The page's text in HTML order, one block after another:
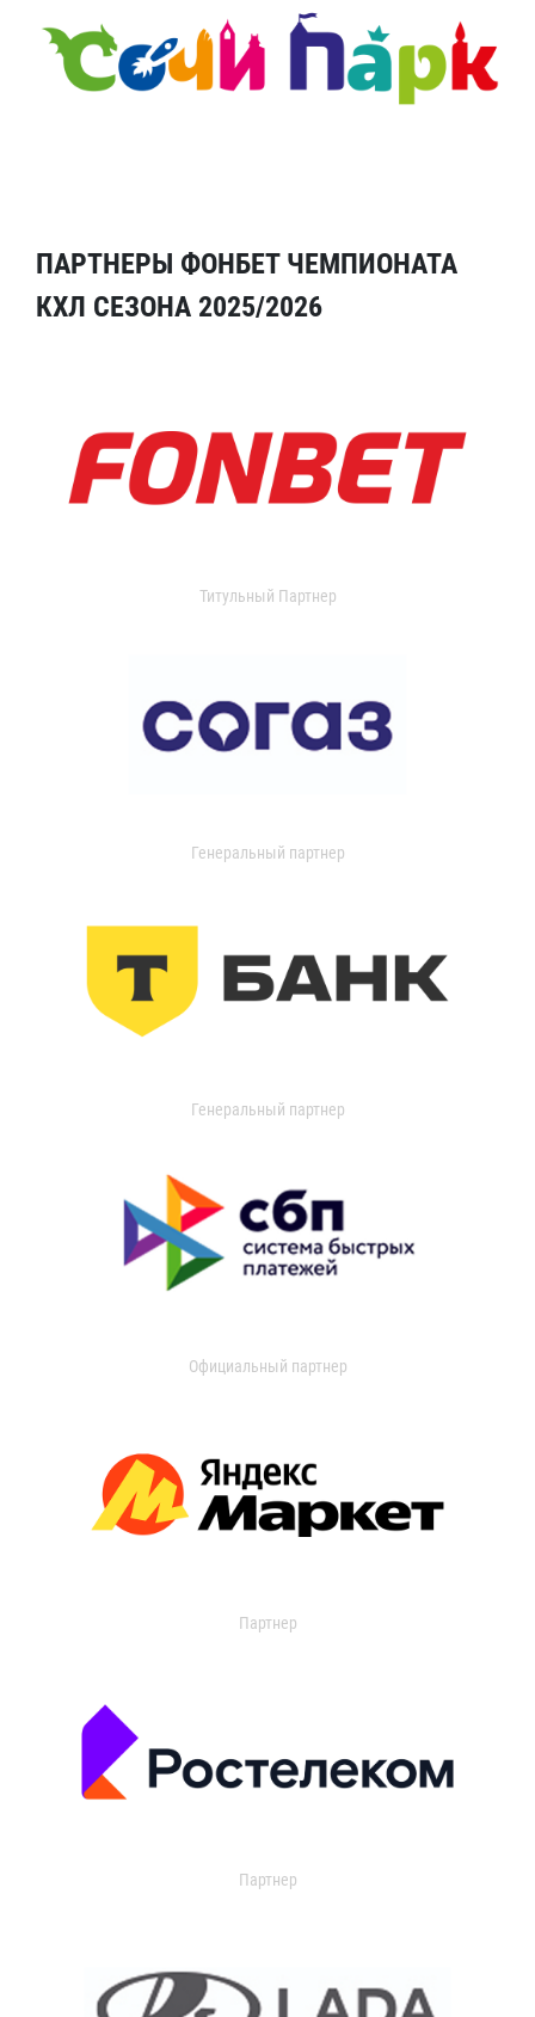
ПАРТНЕРЫ ФОНБЕТ ЧЕМПИОНАТА
КХЛ СЕЗОНА 2025/2026
Титульный Партнер
Генеральный партнер
Генеральный партнер
Официальный партнер
Партнер
Партнер